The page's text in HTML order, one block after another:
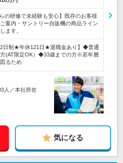
の研修で未経験も安心】既存のお客様
案内・サントリー自販機の商品ライン
ます。
2日制★年休121日★退職金あり】◆普通
(AT限定OK）◆33歳までの方※若年層
るため
人／本社所在
気になる